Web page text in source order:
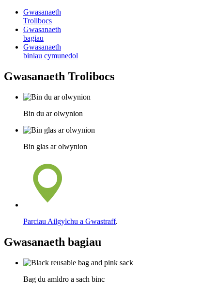
Gwasanaeth
Trolibocs
Gwasanaeth
bagiau
Gwasanaeth
biniau cymunedol
Gwasanaeth Trolibocs
Bin du ar olwynion
Bin glas ar olwynion
Parciau Ailgylchu a Gwastraff.
Gwasanaeth bagiau
Bag du amldro a sach binc